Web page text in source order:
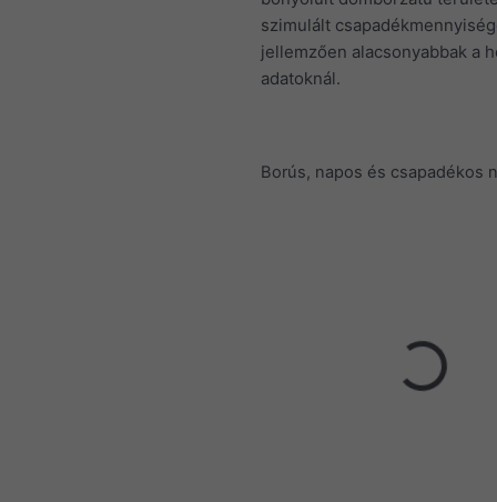
szimulált
jellemzően alacsonyabbak a
adatoknál.
Borús, napos és csapadékos